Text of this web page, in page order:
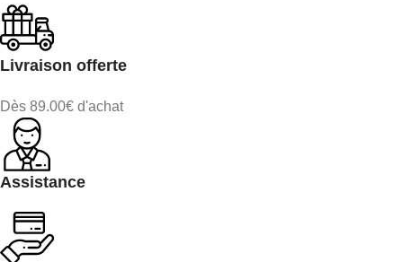
Livraison offerte
Dès 89.00€ d'achat
Assistance